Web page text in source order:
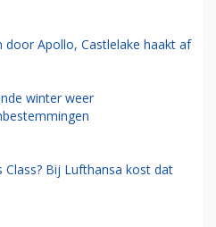
Apollo, Castlelake haakt af
winter weer
Bij Lufthansa kost dat